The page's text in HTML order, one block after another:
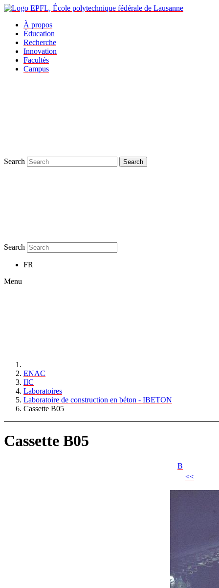
À propos
Éducation
Recherche
Innovation
Facultés
Campus
Search Search
Search
FR
Menu
ENAC
IIC
Laboratoires
Laboratoire de construction en béton - IBETON
Cassette B05
Cassette B05
B
<<